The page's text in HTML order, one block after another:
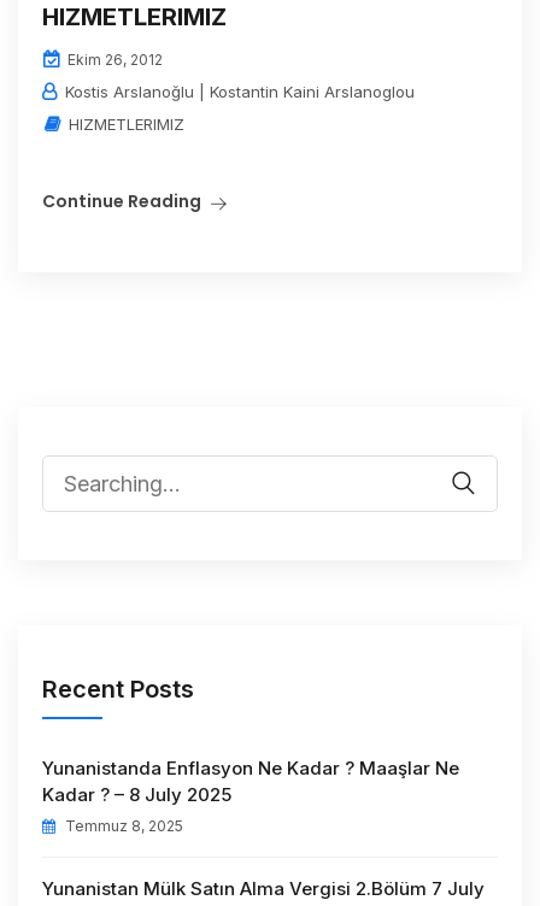
HIZMETLERIMIZ
Ekim 26, 2012
Kostis Arslanoğlu | Kostantin Kaini Arslanoglou
HIZMETLERIMIZ
Continue Reading
Recent Posts
Yunanistanda Enflasyon Ne Kadar ? Maaşlar Ne
Kadar ? – 8 July 2025
Temmuz 8, 2025
Yunanistan Mülk Satın Alma Vergisi 2.Bölüm 7 July